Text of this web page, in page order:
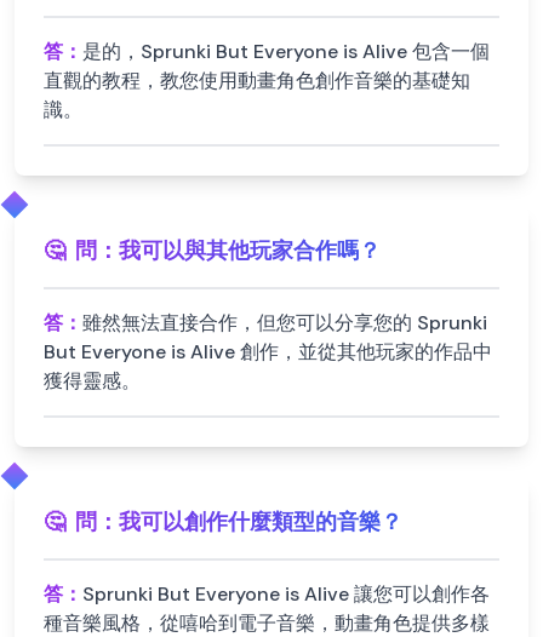
答： 是的，Sprunki But Everyone is Alive 包含一個
直觀的教程，教您使用動畫角色創作音樂的基礎知
識。
🤔 問： 我可以與其他玩家合作嗎？
答： 雖然無法直接合作，但您可以分享您的 Sprunki
But Everyone is Alive 創作，並從其他玩家的作品中
獲得靈感。
🤔 問： 我可以創作什麼類型的音樂？
答： Sprunki But Everyone is Alive 讓您可以創作各
種音樂風格，從嘻哈到電子音樂，動畫角色提供多樣